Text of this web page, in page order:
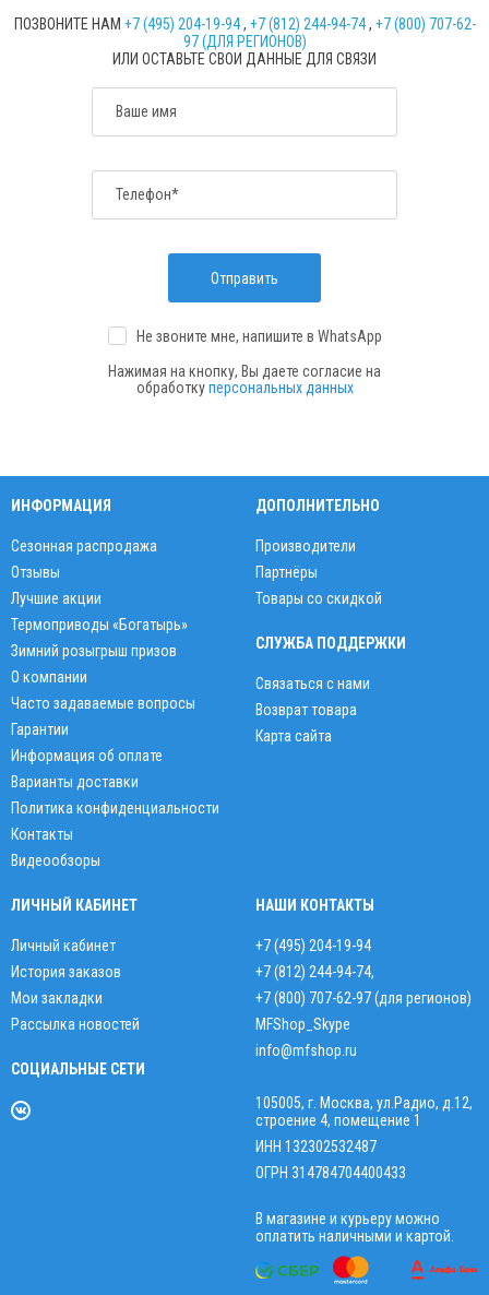
ПОЗВОНИТЕ НАМ +7 (495) 204-19-94, +7 (812) 244-94-74, +7 (800) 707-62-
97 (ДЛЯ РЕГИОНОВ)
ИЛИ ОСТАВЬТЕ СВОИ ДАННЫЕ ДЛЯ СВЯЗИ
Ваше имя
Телефон*
Отправить
Не звоните мне, напишите в WhatsApp
Нажимая на кнопку, Вы даете согласие на
обработкуперсональных данных
ИНФОРМАЦИЯ
Сезонная распродажа
Отзывы
Лучшие акции
Термоприводы «Богатырь»
Зимний розыгрыш призов
О компании
Часто задаваемые вопросы
Гарантии
Информация об оплате
Варианты доставки
Политика конфиденциальности
Контакты
Видеообзоры
ДОПОЛНИТЕЛЬНО
Производители
Партнёры
Товары со скидкой
СЛУЖБА ПОДДЕРЖКИ
Связаться с нами
Возврат товара
Карта сайта
ЛИЧНЫЙ КАБИНЕТ
Личный кабинет
История заказов
Мои закладки
Рассылка новостей
СОЦИАЛЬНЫЕ СЕТИ
НАШИ КОНТАКТЫ
+7 (495) 204-19-94
+7 (812) 244-94-74,
+7 (800) 707-62-97 (для регионов)
MFShop_Skype
info@mfshop.ru
105005, г. Москва, ул.Радио, д.12,
строение 4, помещение 1
ИНН 132302532487
ОГРН 314784704400433
В магазине и курьеру можно
оплатить наличными и картой.